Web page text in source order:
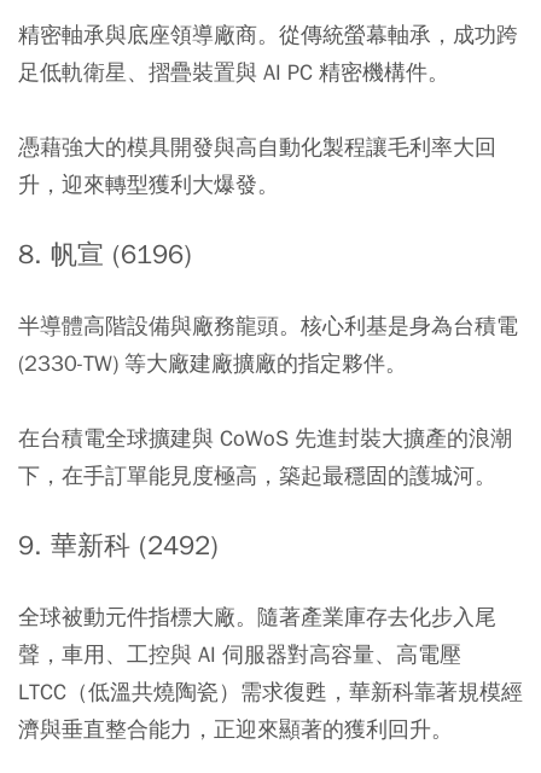
精密軸承與底座領導廠商。從傳統螢幕軸承，成功跨
足低軌衛星、摺疊裝置與 AI PC 精密機構件。
憑藉強大的模具開發與高自動化製程讓毛利率大回
升，迎來轉型獲利大爆發。
8. 帆宣 (6196)
半導體高階設備與廠務龍頭。核心利基是身為台積電
(2330-TW) 等大廠建廠擴廠的指定夥伴。
在台積電全球擴建與 CoWoS 先進封裝大擴產的浪潮
下，在手訂單能見度極高，築起最穩固的護城河。
9. 華新科 (2492)
全球被動元件指標大廠。隨著產業庫存去化步入尾
聲，車用、工控與 AI 伺服器對高容量、高電壓
LTCC（低溫共燒陶瓷）需求復甦，華新科靠著規模經
濟與垂直整合能力，正迎來顯著的獲利回升。